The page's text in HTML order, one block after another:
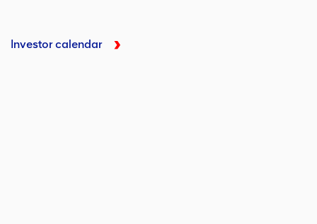
Investor calendar